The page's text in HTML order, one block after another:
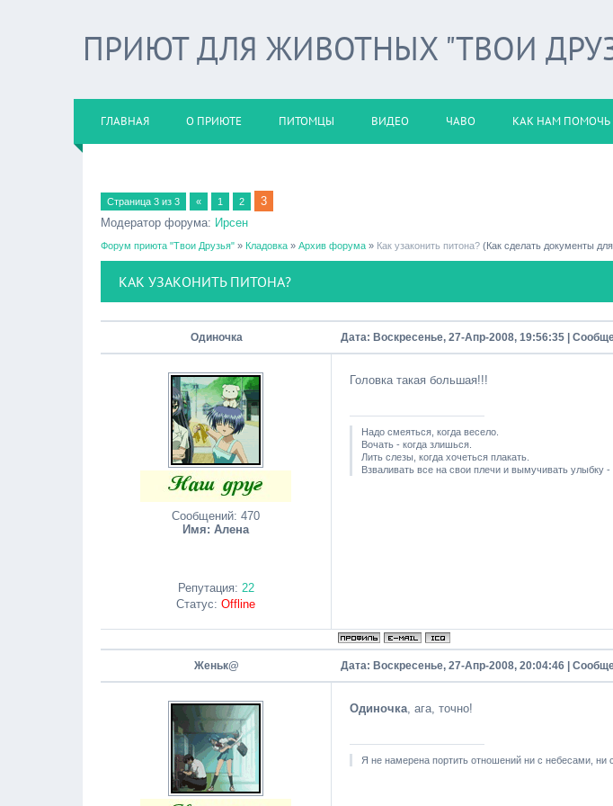
ПРИЮТ ДЛЯ ЖИВОТНЫХ "ТВОИ
ГЛАВНАЯ О ПРИЮТЕ ПИТОМЦЫ ВИДЕО ЧАВО КАК НАМ ПОМОЧЬ
Страница 3 из 3 « 1 2 3
Модератор форума: Ирсен
Форум приюта "Твои Друзья" » Кладовка » Архив форума » Как узаконить питона? (Как сделать документы
КАК УЗАКОНИТЬ ПИТОНА?
Одиночка Дата: Воскресенье, 27-Апр-2008, 19:56:35 |
Сообщений: 470
Имя: Алена
Репутация: 22
Статус: Offline
Головка такая большая!!!
Надо смеяться, когда весело.
Вочать - когда злишься.
Лить слезы, когда хочеться плакать.
Взваливать все на свои плечи и вымучивать улыбку -
Женьк@ Дата: Воскресенье, 27-Апр-2008, 20:04:46 |
Одиночка, ага, точно!
Я не намерена портить отношений ни с небесами, ни